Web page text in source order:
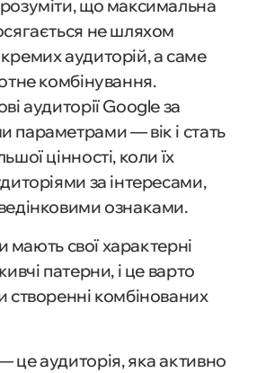
що максимальна
не шляхом
аудиторій, а саме
комбінування.
аудиторії Google за
параметрами — вік і стать
цінності, коли їх
за інтересами,
ознаками.
мають свої характерні
патерни, і це варто
створенні комбінованих
це аудиторія, яка активно